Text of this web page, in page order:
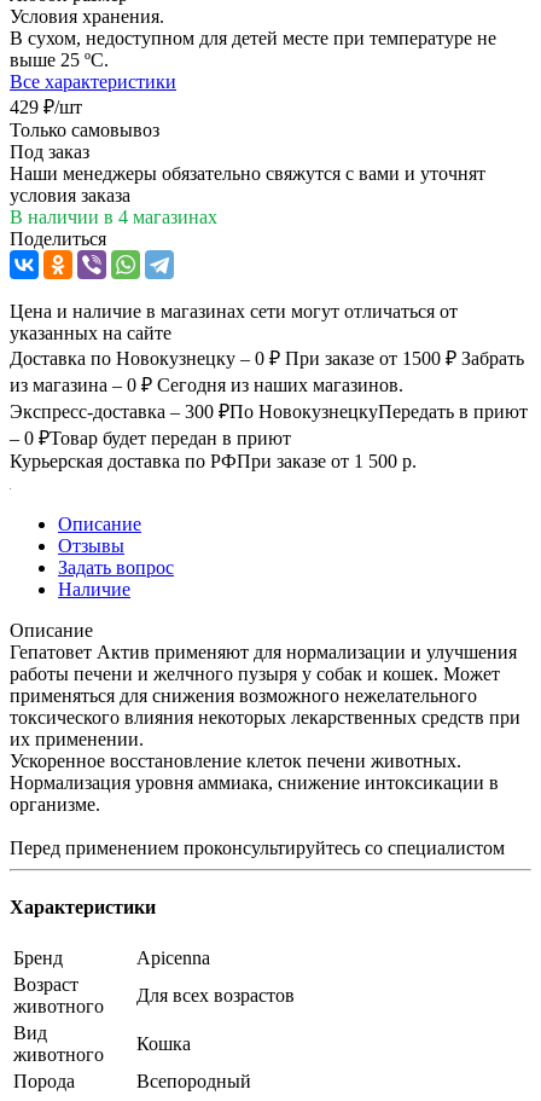
Условия хранения.
В сухом, недоступном для детей месте при температуре не
выше 25 ºС.
Все характеристики
429 ₽/шт
Только самовывоз
Под заказ
Наши менеджеры обязательно свяжутся с вами и уточнят
условия заказа
В наличии в 4 магазинах
Поделиться
Цена и наличие в магазинах сети могут отличаться от
указанных на сайте
Доставка по Новокузнецку – 0 ₽ При заказе от 1500 ₽ Забрать
из магазина – 0 ₽ Сегодня из наших магазинов.
Экспресс-доставка – 300 ₽По НовокузнецкуПередать в приют
– 0 ₽Товар будет передан в приют
Курьерская доставка по РФПри заказе от 1 500 р.
Описание
Отзывы
Задать вопрос
Наличие
Описание
Гепатовет Актив применяют для нормализации и улучшения
работы печени и желчного пузыря у собак и кошек. Может
применяться для снижения возможного нежелательного
токсического влияния некоторых лекарственных средств при
их применении.
Ускоренное восстановление клеток печени животных.
Нормализация уровня аммиака, снижение интоксикации в
организме.
Перед применением проконсультируйтесь со специалистом
Характеристики
Бренд
Apicenna
Возраст
животного
Для всех возрастов
Вид
животного
Кошка
Порода
Всепородный